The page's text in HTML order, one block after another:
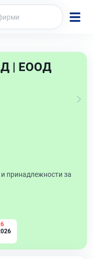
| ЕООД
принадлежности за